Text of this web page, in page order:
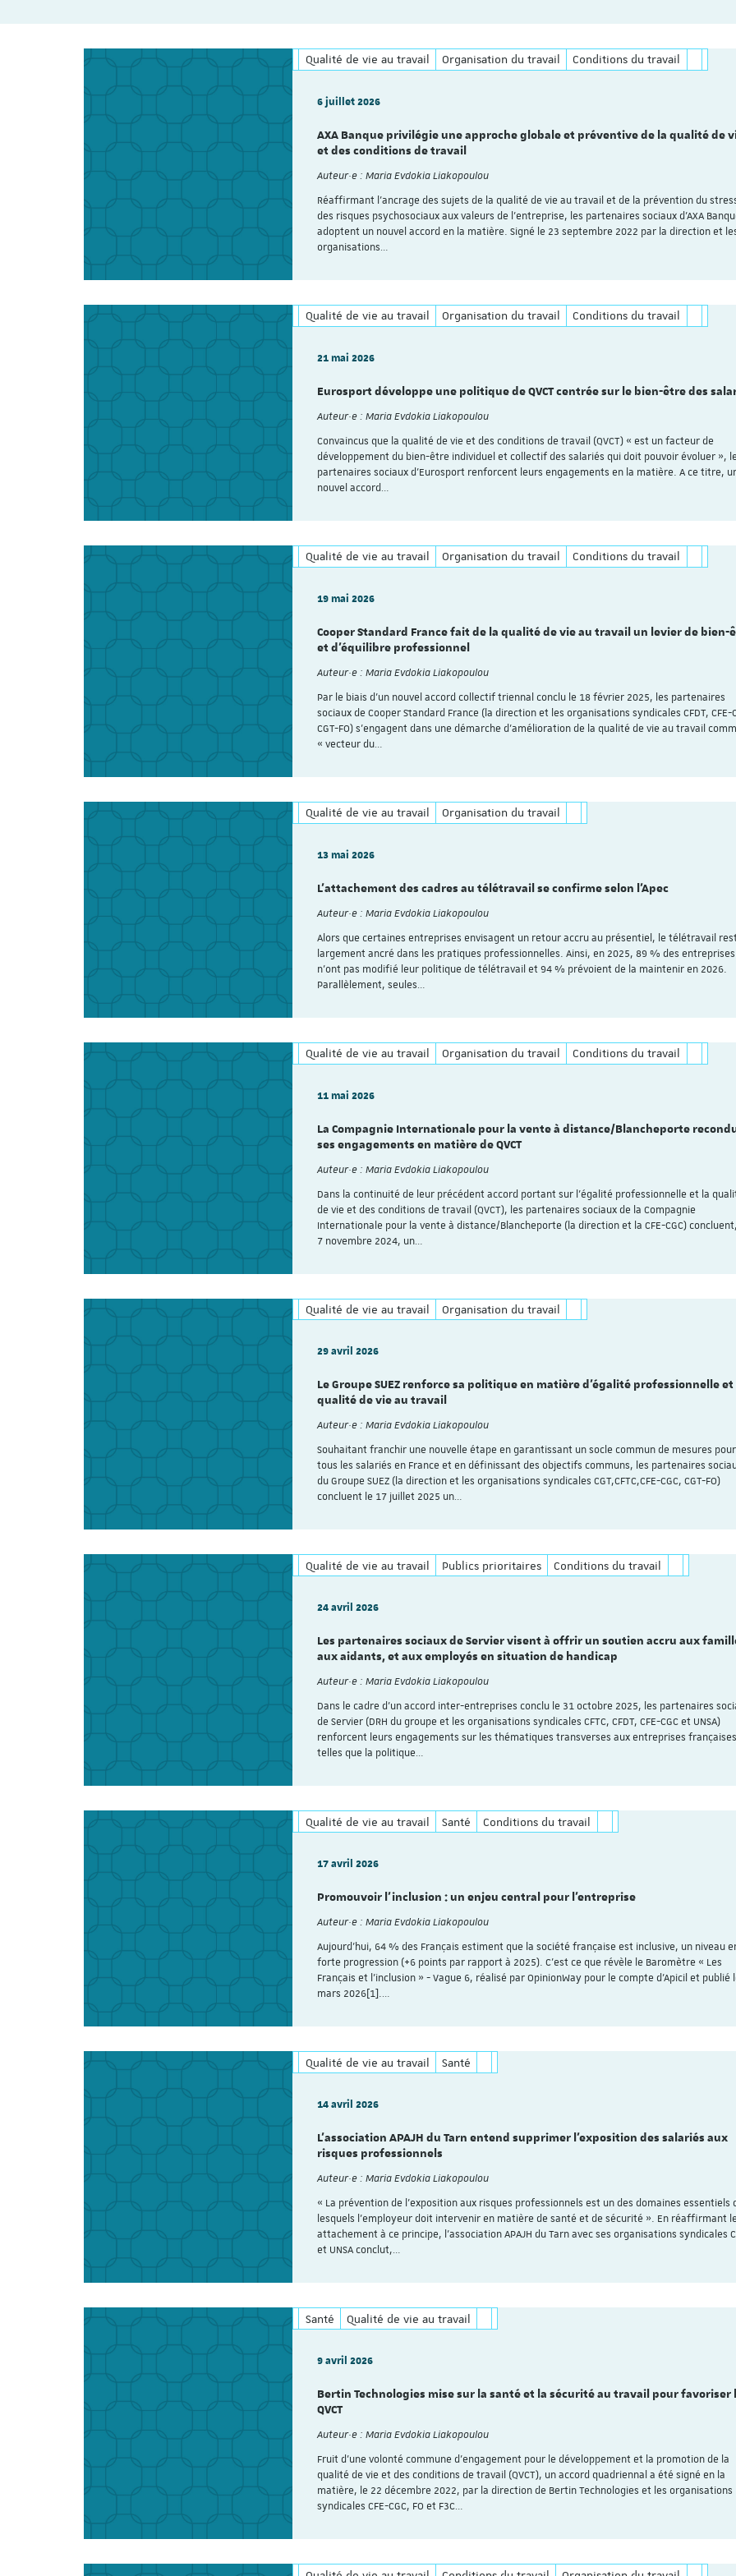
Qualité de vie au travail Organisation du travail Conditions du travail
6 juillet 2026
AXA Banque privilégie une approche globale et préventive de la qualité de
et des conditions de travail
Auteur·e : Maria Evdokia Liakopoulou
Réaffirmant l’ancrage des sujets de la qualité de vie au travail et de la prévention du
des risques psychosociaux aux valeurs de l’entreprise, les partenaires sociaux d’AXA
adoptent un nouvel accord en la matière. Signé le 23 septembre 2022 par la direction et
organisations…
Qualité de vie au travail Organisation du travail Conditions du travail
21 mai 2026
Eurosport développe une politique de QVCT centrée sur le bien-être des
Auteur·e : Maria Evdokia Liakopoulou
Convaincus que la qualité de vie et des conditions de travail (QVCT) « est un facteur de
développement du bien-être individuel et collectif des salariés qui doit pouvoir évoluer »,
partenaires sociaux d’Eurosport renforcent leurs engagements en la matière. A ce titre,
nouvel accord…
Qualité de vie au travail Organisation du travail Conditions du travail
19 mai 2026
Cooper Standard France fait de la qualité de vie au travail un levier de bien-
et d’équilibre professionnel
Auteur·e : Maria Evdokia Liakopoulou
Par le biais d’un nouvel accord collectif triennal conclu le 18 février 2025, les partenaires
sociaux de Cooper Standard France (la direction et les organisations syndicales CFDT, CFE-
CGT-FO) s’engagent dans une démarche d’amélioration de la qualité de vie au travail
« vecteur du…
Qualité de vie au travail Organisation du travail
13 mai 2026
L’attachement des cadres au télétravail se confirme selon l’Apec
Auteur·e : Maria Evdokia Liakopoulou
Alors que certaines entreprises envisagent un retour accru au présentiel, le télétravail
largement ancré dans les pratiques professionnelles. Ainsi, en 2025, 89 % des entreprises
n’ont pas modifié leur politique de télétravail et 94 % prévoient de la maintenir en 2026.
Parallèlement, seules…
Qualité de vie au travail Organisation du travail Conditions du travail
11 mai 2026
La Compagnie Internationale pour la vente à distance/Blancheporte
ses engagements en matière de QVCT
Auteur·e : Maria Evdokia Liakopoulou
Dans la continuité de leur précédent accord portant sur l’égalité professionnelle et la
de vie et des conditions de travail (QVCT), les partenaires sociaux de la Compagnie
Internationale pour la vente à distance/Blancheporte (la direction et la CFE-CGC)
7 novembre 2024, un…
Qualité de vie au travail Organisation du travail
29 avril 2026
Le Groupe SUEZ renforce sa politique en matière d’égalité professionnelle et
qualité de vie au travail
Auteur·e : Maria Evdokia Liakopoulou
Souhaitant franchir une nouvelle étape en garantissant un socle commun de mesures pour
tous les salariés en France et en définissant des objectifs communs, les partenaires
du Groupe SUEZ (la direction et les organisations syndicales CGT,CFTC,CFE-CGC, CGT-FO)
concluent le 17 juillet 2025 un…
Qualité de vie au travail Publics prioritaires Conditions du travail
24 avril 2026
Les partenaires sociaux de Servier visent à offrir un soutien accru aux
aux aidants, et aux employés en situation de handicap
Auteur·e : Maria Evdokia Liakopoulou
Dans le cadre d’un accord inter-entreprises conclu le 31 octobre 2025, les partenaires
de Servier (DRH du groupe et les organisations syndicales CFTC, CFDT, CFE-CGC et UNSA)
renforcent leurs engagements sur les thématiques transverses aux entreprises
telles que la politique…
Qualité de vie au travail Santé Conditions du travail
17 avril 2026
Promouvoir l’inclusion : un enjeu central pour l’entreprise
Auteur·e : Maria Evdokia Liakopoulou
Aujourd’hui, 64 % des Français estiment que la société française est inclusive, un niveau
forte progression (+6 points par rapport à 2025). C’est ce que révèle le Baromètre « Les
Français et l’inclusion » - Vague 6, réalisé par OpinionWay pour le compte d’Apicil et publié
mars 2026[1].…
Qualité de vie au travail Santé
14 avril 2026
L’association APAJH du Tarn entend supprimer l’exposition des salariés aux
risques professionnels
Auteur·e : Maria Evdokia Liakopoulou
« La prévention de l’exposition aux risques professionnels est un des domaines essentiels
lesquels l’employeur doit intervenir en matière de santé et de sécurité ». En réaffirmant
attachement à ce principe, l’association APAJH du Tarn avec ses organisations syndicales
et UNSA conclut,…
Santé Qualité de vie au travail
9 avril 2026
Bertin Technologies mise sur la santé et la sécurité au travail pour favoriser
QVCT
Auteur·e : Maria Evdokia Liakopoulou
Fruit d’une volonté commune d’engagement pour le développement et la promotion de la
qualité de vie et des conditions de travail (QVCT), un accord quadriennal a été signé en la
matière, le 22 décembre 2022, par la direction de Bertin Technologies et les organisations
syndicales CFE-CGC, FO et F3C…
Découvrez le
colloque
personnes déjà inscrites
A travers l’étude de 24
travail de…